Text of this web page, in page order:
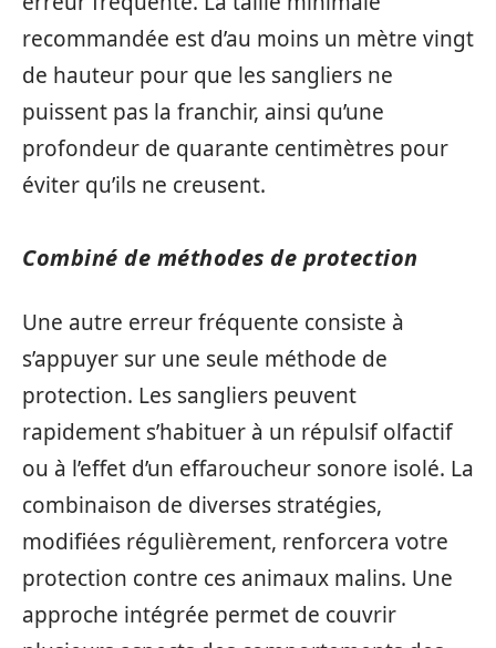
recommandée est d’au moins un mètre vingt
de hauteur pour que les sangliers ne
puissent pas la franchir, ainsi qu’une
profondeur de quarante centimètres pour
éviter qu’ils ne creusent.
Combiné de méthodes de protection
Une autre erreur fréquente consiste à
s’appuyer sur une seule méthode de
protection. Les sangliers peuvent
rapidement s’habituer à un répulsif olfactif
ou à l’effet d’un effaroucheur sonore isolé. La
combinaison de diverses stratégies,
modifiées régulièrement, renforcera votre
protection contre ces animaux malins. Une
approche intégrée permet de couvrir